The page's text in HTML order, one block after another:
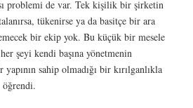
problemi de var. Tek kişilik bir şirketin
tükenirse ya da basitçe bir ara
bir ekip yok. Bu küçük bir mesele
şeyi kendi başına yönetmenin
sahip olmadığı bir kırılganlıkla